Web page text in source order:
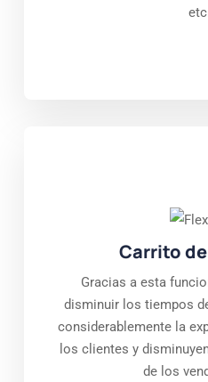
Carrito
Gracias a esta
disminuir los tiempos
considerablemente la
los clientes y
de los